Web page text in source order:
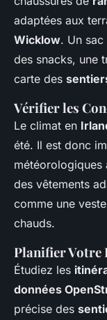
adaptées aux
Wicklow. Un
des snacks, une
carte des
Vérifier les
Le climat en
été. Il est donc
météorologiques
des vêtements
comme une
chauds.
Planifier
Étudiez les
données
précise des